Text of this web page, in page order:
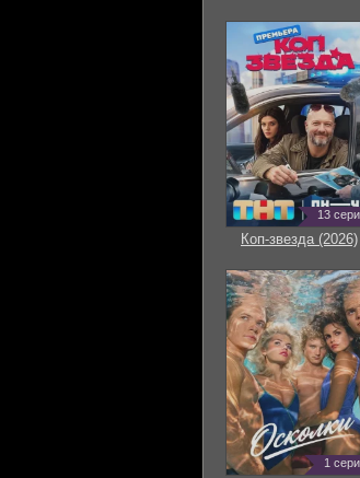
13
Коп-звезда (2026)
1